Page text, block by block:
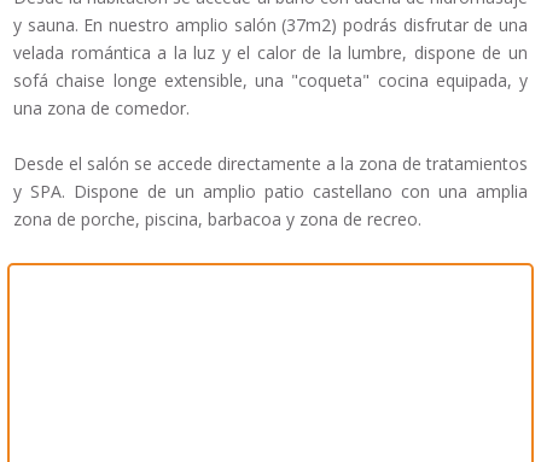
y sauna. En nuestro amplio salón (37m2) podrás disfrutar de una
velada romántica a la luz y el calor de la lumbre, dispone de un
sofá chaise longe extensible, una "coqueta" cocina equipada, y
una zona de comedor.
Desde el salón se accede directamente a la zona de tratamientos
y SPA. Dispone de un amplio patio castellano con una amplia
zona de porche, piscina, barbacoa y zona de recreo.